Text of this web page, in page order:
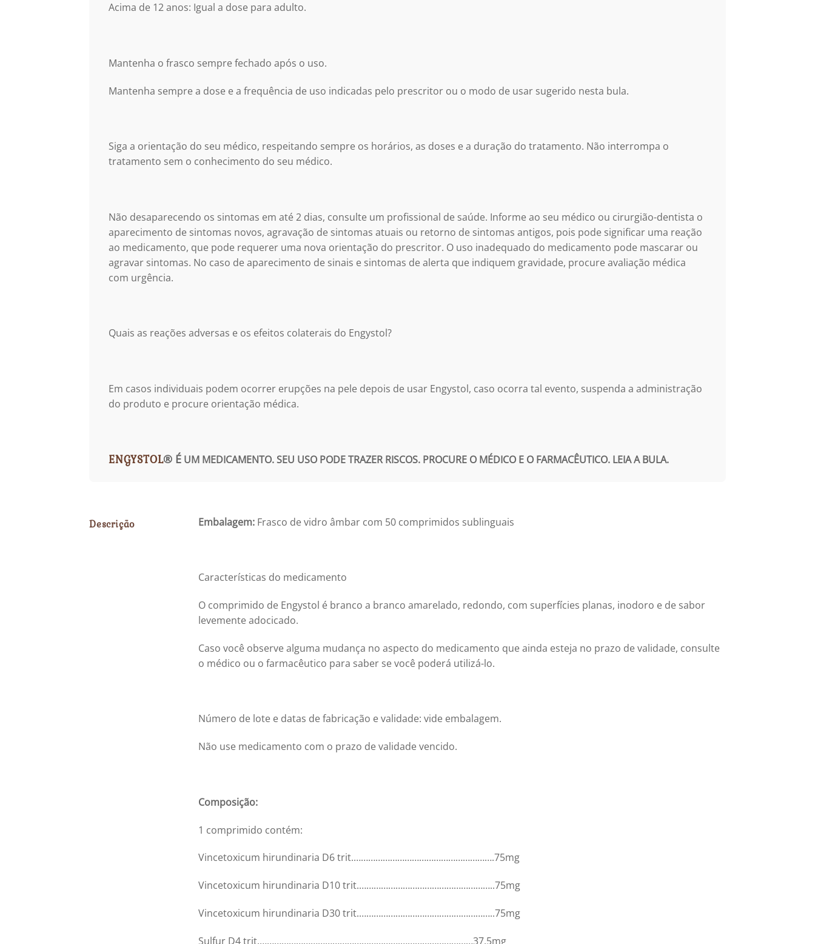
Acima de 12 anos: Igual a dose para adulto.
Mantenha o frasco sempre fechado após o uso.
Mantenha sempre a dose e a frequência de uso indicadas pelo prescritor ou o modo de usar sugerido nesta bula.
Siga a orientação do seu médico, respeitando sempre os horários, as doses e a duração do tratamento. Não interrompa o
tratamento sem o conhecimento do seu médico.
Não desaparecendo os sintomas em até 2 dias, consulte um profissional de saúde. Informe ao seu médico ou cirurgião-dentista o
aparecimento de sintomas novos, agravação de sintomas atuais ou retorno de sintomas antigos, pois pode significar uma reação
ao medicamento, que pode requerer uma nova orientação do prescritor. O uso inadequado do medicamento pode mascarar ou
agravar sintomas. No caso de aparecimento de sinais e sintomas de alerta que indiquem gravidade, procure avaliação médica
com urgência.
Quais as reações adversas e os efeitos colaterais do Engystol?
Em casos individuais podem ocorrer erupções na pele depois de usar Engystol, caso ocorra tal evento, suspenda a administração
do produto e procure orientação médica.
ENGYSTOL® É UM MEDICAMENTO. SEU USO PODE TRAZER RISCOS. PROCURE O MÉDICO E O FARMACÊUTICO. LEIA A BULA.
Descrição Embalagem: Frasco de vidro âmbar com 50 comprimidos sublinguais
Características do medicamento
O comprimido de Engystol é branco a branco amarelado, redondo, com superfícies planas, inodoro e de sabor
levemente adocicado.
Caso você observe alguma mudança no aspecto do medicamento que ainda esteja no prazo de validade, consulte
o médico ou o farmacêutico para saber se você poderá utilizá-lo.
Número de lote e datas de fabricação e validade: vide embalagem.
Não use medicamento com o prazo de validade vencido.
Composição:
1 comprimido contém:
Vincetoxicum hirundinaria D6 trit.………………………………………………….75mg
Vincetoxicum hirundinaria D10 trit.………………………………………………..75mg
Vincetoxicum hirundinaria D30 trit.………………………………………………..75mg
Sulfur D4 trit.………………………………………………….…………………………37,5mg